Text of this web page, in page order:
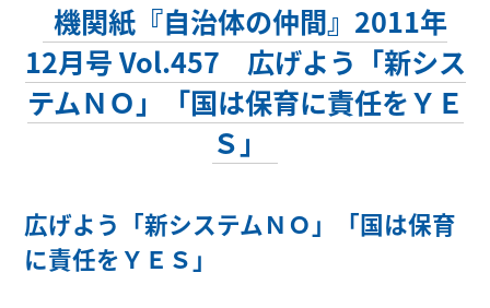
機関紙『自治体の仲間』2011年
12月号 Vol.457 広げよう「新シス
テムＮＯ」「国は保育に責任をＹＥ
Ｓ」
広げよう「新システムＮＯ」「国は保育
に責任をＹＥＳ」